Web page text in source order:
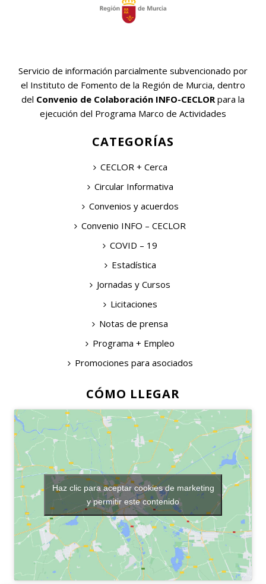
Servicio de información parcialmente subvencionado por
el Instituto de Fomento de la Región de Murcia, dentro
del Convenio de Colaboración INFO-CECLOR para la
ejecución del Programa Marco de Actividades
CATEGORÍAS
CECLOR + Cerca
Circular Informativa
Convenios y acuerdos
Convenio INFO – CECLOR
COVID – 19
Estadística
Jornadas y Cursos
Licitaciones
Notas de prensa
Programa + Empleo
Promociones para asociados
CÓMO LLEGAR
Haz clic para aceptar cookies de marketing
y permitir este contenido